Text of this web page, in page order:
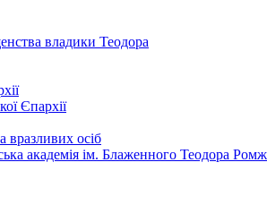
владики Теодора
Єпархії
вразливих осіб
академія ім. Блаженного Теодора